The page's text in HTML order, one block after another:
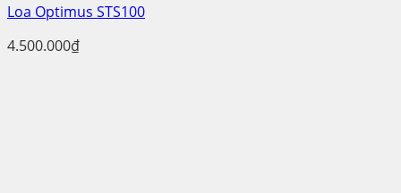
Loa Optimus STS100
4.500.000₫